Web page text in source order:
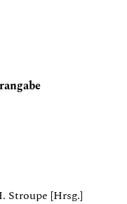
Stroupe [Hrsg.]